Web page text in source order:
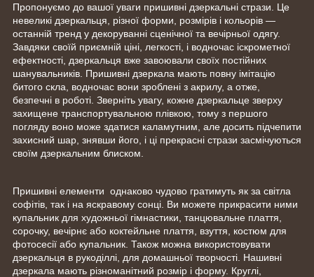
Пропонуємо до вашої уваги пришивні дзеркальні стрази. Це
невеликі дзеркальця, різної форми, розмірів і кольорів —
останній тренд у декоруванні сценічної та вечірньої одягу.
Завдяки своїй приємній ціні, легкості, і водночас іскрометної
ефектності, дзеркальця вже завоювали своїх постійних
шанувальників. Пришивні дзеркала мають повну імітацію
битого скла, водночас вони зроблені з акрилу, а отже,
безпечні в роботі. Зверніть увагу, кожне дзеркальце зверху
захищене транспортувальною плівкою, тому з першого
погляду воно може здатися каламутним, але досить підчепити
захисний шар, знявши його, і ці прекрасні стрази засмічуються
своїм дзеркальним блиском.
Пришивні елементи однаково чудово гратимуть як за світла
софітів, так і на яскравому сонці. Ви можете прикрасити ними
купальник для художньої гімнастики, танцювальне плаття,
сорочку, вечірнє або коктейльне плаття, взуття, костюм для
фотосесії або купальник. Також можна використовувати
дзеркальця в рукоділлі, для домашньої творчості. Нашивні
дзеркала мають різноманітний розмір і форму. Круглі,